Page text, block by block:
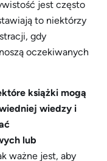
jest często
to niektórzy
gdy
oczekiwanych
książki mogą
wiedzy i
lub
ważne jest, aby